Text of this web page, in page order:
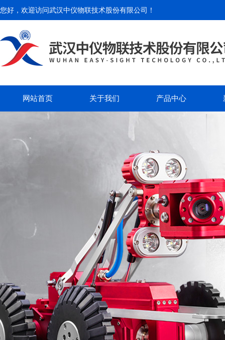
您好，欢迎访问武汉中仪物联技术股份有限公司 ！
网站首页 关于我们 产品中心